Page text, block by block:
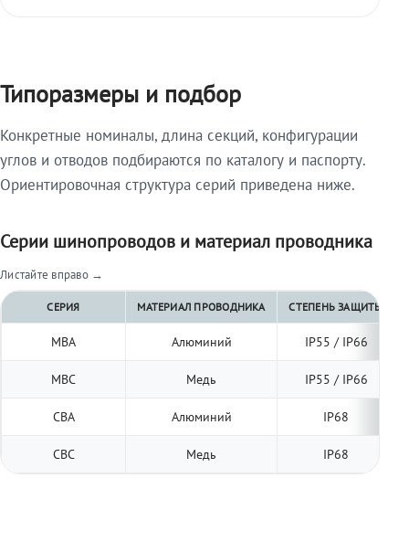
Типоразмеры и подбор
Конкретные номиналы, длина секций, конфигурации
углов и отводов подбираются по каталогу и паспорту.
Ориентировочная структура серий приведена ниже.
Серии шинопроводов и материал проводника
Листайте вправо →
СЕРИЯ МАТЕРИАЛ ПРОВОДНИКА СТЕПЕНЬ ЗАЩИТЫ
МВА Алюминий IP55 / IP66
МВС Медь IP55 / IP66
СВА Алюминий IP68
СВС Медь IP68